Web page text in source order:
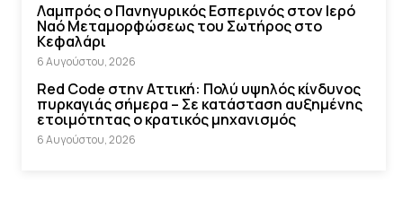
Λαμπρός ο Πανηγυρικός Εσπερινός στον Ιερό
Ναό Μεταμορφώσεως του Σωτήρος στο
Κεφαλάρι
6 Αυγούστου, 2026
Red Code στην Αττική: Πολύ υψηλός κίνδυνος
πυρκαγιάς σήμερα – Σε κατάσταση αυξημένης
ετοιμότητας ο κρατικός μηχανισμός
6 Αυγούστου, 2026